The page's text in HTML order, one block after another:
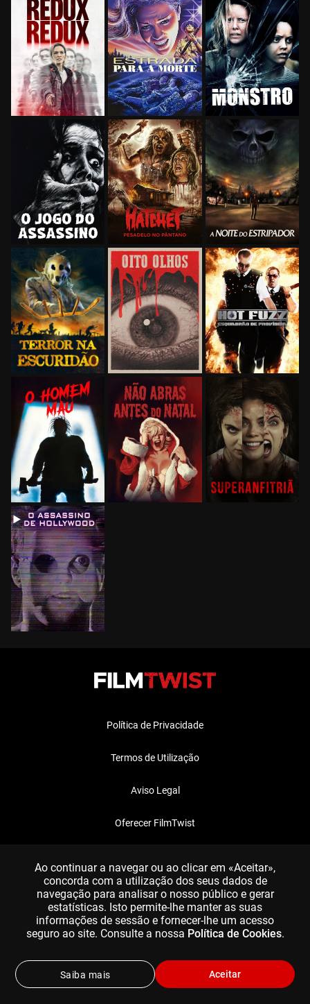
Política de Privacidade
Termos de Utilização
Aviso Legal
Oferecer FilmTwist
Ao continuar a navegar ou ao clicar em «Aceitar»,
concorda com a utilização dos seus dados de
navegação para analisar o nosso público e gerar
estatísticas. Isto permite-lhe manter as suas
informações de sessão e fornecer-lhe um acesso
seguro ao site. Consulte a nossa Política de Cookies.
Aceitar
Saiba mais